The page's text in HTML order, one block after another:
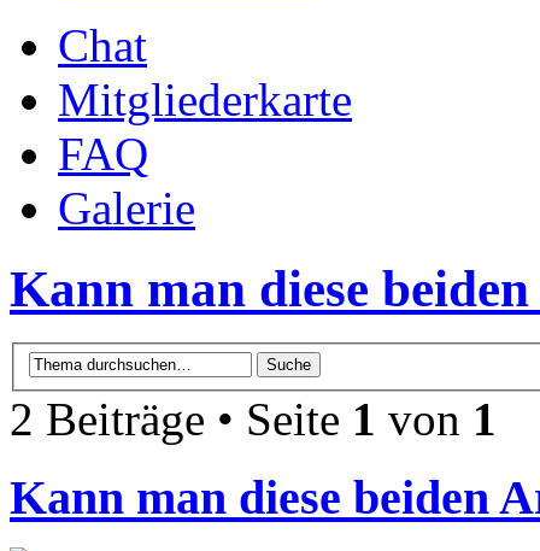
Chat
Mitgliederkarte
FAQ
Galerie
Kann man diese
2 Beiträge • Seite 1 von 1
Kann man diese beiden